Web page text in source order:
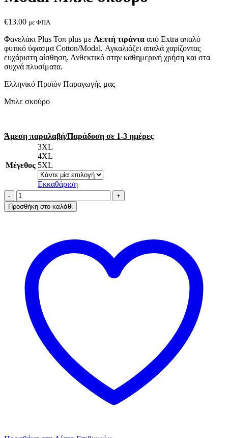
€13.00 με ΦΠΑ
Φανελάκι Plus Τοπ plus με Λεπτή τιράντα από Extra απαλό
φυτικό ύφασμα Cotton/Modal. Αγκαλιάζει απαλά χαρίζοντας
ευχάριστη αίσθηση. Ανθεκτικό στην καθημερινή χρήση και στα
συχνά πλυσίματα.
Ελληνικό Προϊόν Παραγωγής μας
Μπλε σκούρο
Άμεση παραλαβή/Παράδοση σε 1-3 ημέρες
Μέγεθος
3XL
4XL
5XL
Εκκαθάριση
Α.A
UNDERWEAR
Φανελάκι
Modal
Μπλε
σκούρο
ποσότητα
Προσθήκη στο καλάθι